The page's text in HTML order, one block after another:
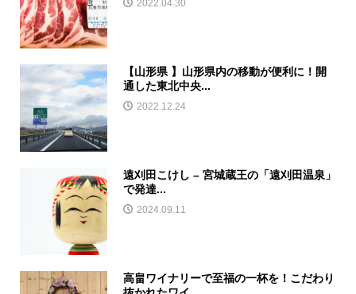
2022.04.30
【山形県 】山形県内の移動が便利に！開
通した東北中央...
2022.12.24
遠刈田こけし – 宮城蔵王の「遠刈田温泉」
で発達...
2024.09.11
高畠ワイナリーで至福の一杯を！こだわり